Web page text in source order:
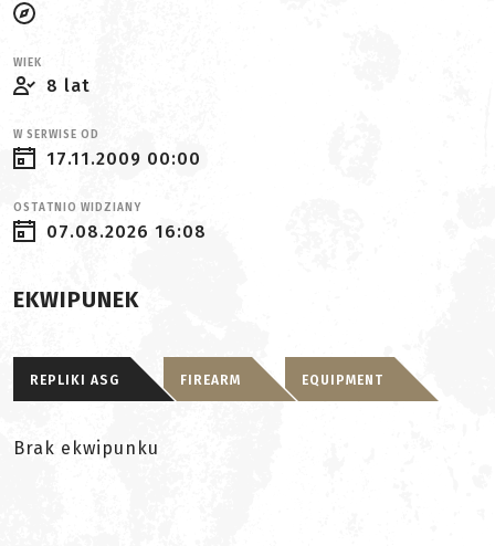
WIEK
8 lat
W SERWISE OD
17.11.2009 00:00
OSTATNIO WIDZIANY
07.08.2026 16:08
EKWIPUNEK
REPLIKI ASG FIREARM EQUIPMENT
Brak ekwipunku